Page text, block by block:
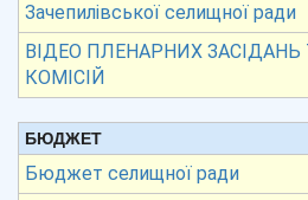
Зачепилівської селищної ради
ВІДЕО ПЛЕНАРНИХ
КОМІСІЙ
БЮДЖЕТ
Бюджет селищної ради